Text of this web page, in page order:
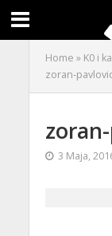
Home » K0 i
zoran-
3 Maja,